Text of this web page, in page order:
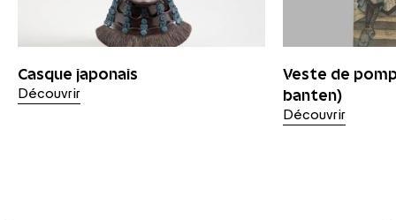
Casque japonais
Découvrir
Veste de
banten)
Découvrir